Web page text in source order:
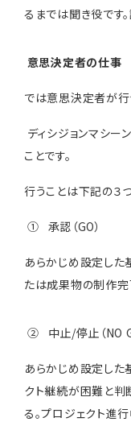
るまでは聞き役です
意思決定者の仕事
では意思決定者が行
ディシジョンマシー
ことです。
行うことは下記の３
① 承認（GO）
あらかじめ設定した
たは成果物の制作完
② 中止/停止（NO
あらかじめ設定した
クト継続が困難と
る。プロジェクト進